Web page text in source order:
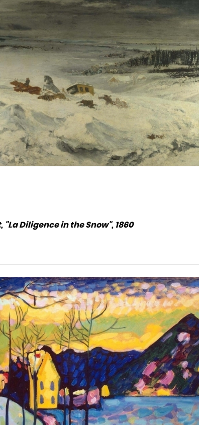
Diligence in the Snow", 1860